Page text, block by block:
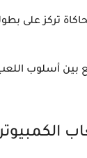
بين أسلوب